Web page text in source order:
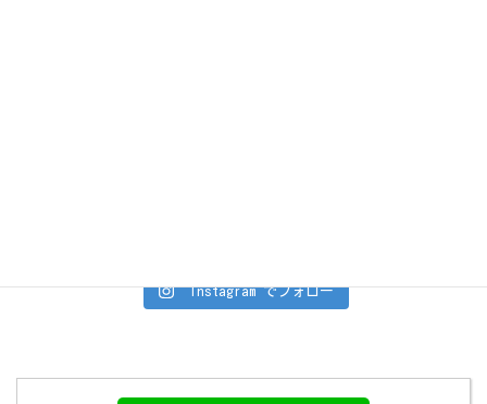
Instagram でフォロー